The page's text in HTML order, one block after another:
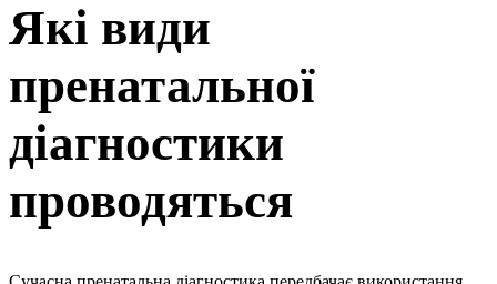
Які види
пренатальної
діагностики
проводяться